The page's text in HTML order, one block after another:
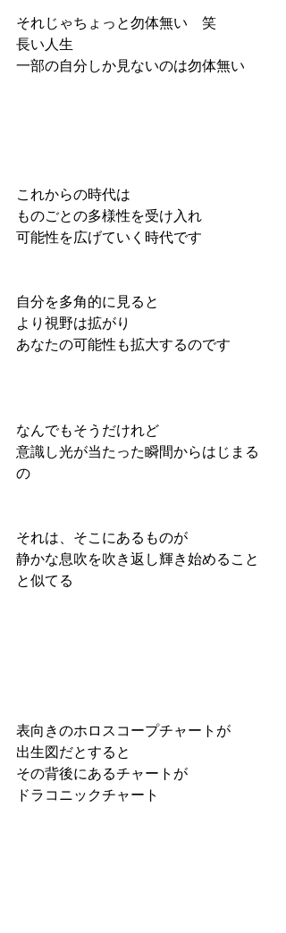
それじゃちょっと勿体無い　笑
長い人生
一部の自分しか見ないのは勿体無い
これからの時代は
ものごとの多様性を受け入れ
可能性を広げていく時代です
自分を多角的に見ると
より視野は拡がり
あなたの可能性も拡大するのです
なんでもそうだけれど
意識し光が当たった瞬間からはじまる
の
それは、そこにあるものが
静かな息吹を吹き返し輝き始めること
と似てる
表向きのホロスコープチャートが
出生図だとすると
その背後にあるチャートが
ドラコニックチャート